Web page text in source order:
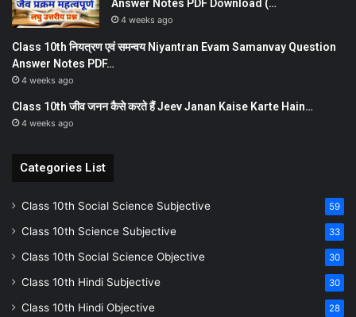
Answer Notes PDF Download (…
4 weeks ago
Class 10th नियत्रण एवं समन्वय Niyantran Evam Samanvay Question
Answer Notes PDF…
4 weeks ago
Class 10th जीव जनन कैसे करते हैं Jeev Janan Kaise Karte Hain…
4 weeks ago
Categories List
Class 10th Social Science Subjective 59
Class 10th Science Subjective 33
Class 10th Social Science Objective 30
Class 10th Hindi Subjective 30
Class 10th Hindi Objective 28